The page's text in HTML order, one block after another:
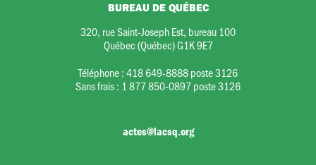
BUREAU DE QUÉBEC
320, rue Saint-Joseph Est, bureau 100
Québec (Québec) G1K 9E7
Téléphone :418 649-8888 poste 3126
Sans frais : 1 877 850-0897 poste 3126
actes@lacsq.org